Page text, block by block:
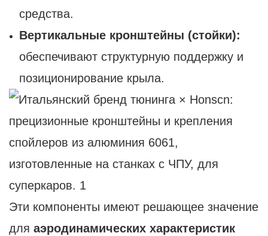
средства.
Вертикальные кронштейны (стойки):
обеспечивают структурную поддержку и
позиционирование крыла.
Эти компоненты имеют решающее значение
для аэродинамических характеристик